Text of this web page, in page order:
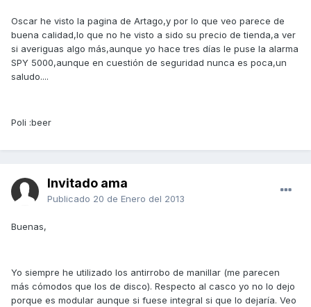
Oscar he visto la pagina de Artago,y por lo que veo parece de
buena calidad,lo que no he visto a sido su precio de tienda,a ver
si averiguas algo más,aunque yo hace tres días le puse la alarma
SPY 5000,aunque en cuestión de seguridad nunca es poca,un
saludo....
Poli :beer
Invitado ama
Publicado 20 de Enero del 2013
Buenas,
Yo siempre he utilizado los antirrobo de manillar (me parecen
más cómodos que los de disco). Respecto al casco yo no lo dejo
porque es modular aunque si fuese integral si que lo dejaría. Veo